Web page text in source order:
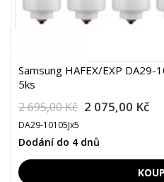
Samsung HAFEX/EXP DA29-
5ks
2 695,00 Kč 2 075,00 Kč
DA29-10105Jx5
Dodání do 4 dnů